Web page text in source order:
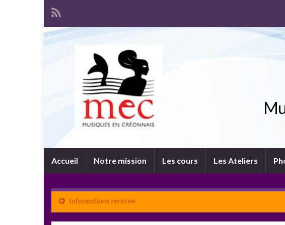
Accueil Notre mission Les cours Les Ateliers
Informations rentrée